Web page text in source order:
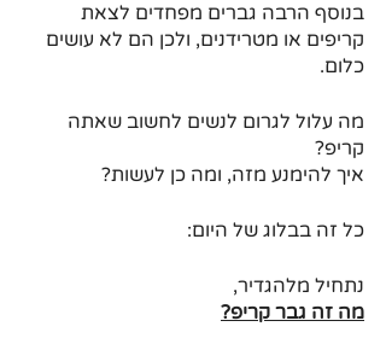
בנוסף הרבה גברים מפחדים לצאת
קריפים או מטרידנים, ולכן הם לא עושים
כלום.
מה עלול לגרום לנשים לחשוב שאתה
קריפ?
איך להימנע מזה, ומה כן לעשות?
כל זה בבלוג של היום:
נתחיל מלהגדיר,
מה זה גבר קריפ?